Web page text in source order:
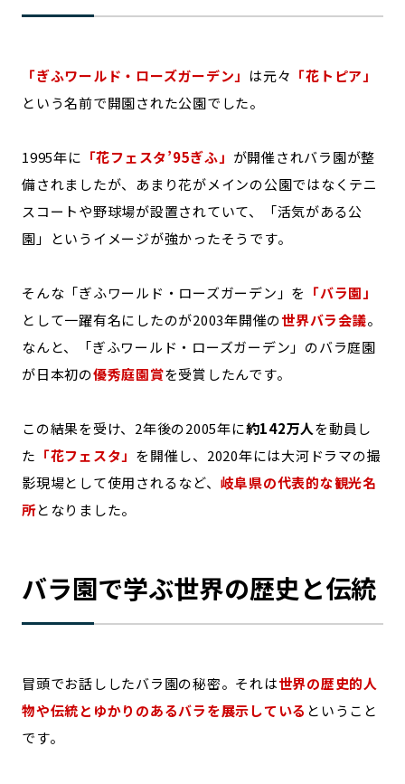
「ぎふワールド・ローズガーデン」 は元々 「花トピア」
という名前で開園された公園でした。
1995年に 「花フェスタ’95ぎふ」 が開催されバラ園が整
備されましたが、あまり花がメインの公園ではなくテニ
スコートや野球場が設置されていて、「活気がある公
園」というイメージが強かったそうです。
そんな「ぎふワールド・ローズガーデン」を 「バラ園」
として一躍有名にしたのが2003年開催の世界バラ会議。
なんと、「ぎふワールド・ローズガーデン」のバラ庭園
が日本初の優秀庭園賞を受賞したんです。
この結果を受け、2年後の2005年に約142万人を動員し
た 「花フェスタ」 を開催し、2020年には大河ドラマの撮
影現場として使用されるなど、 岐阜県の代表的な観光名
所となりました。
バラ園で学ぶ世界の歴史と伝統
冒頭でお話ししたバラ園の秘密。それは世界の歴史的人
物や伝統とゆかりのあるバラを展示している ということ
です。